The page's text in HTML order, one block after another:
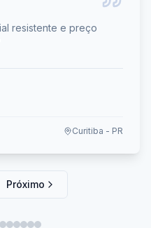
resistente e preço
Curitiba - PR
Próximo